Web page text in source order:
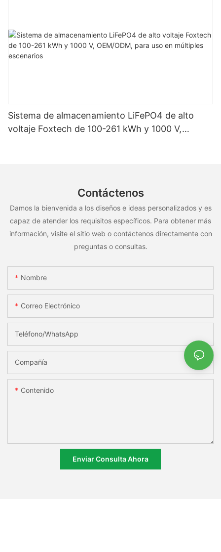
Sistema de almacenamiento LiFePO4 de alto
voltaje Foxtech de 100-261 kWh y 1000 V,
Contáctenos
Damos la bienvenida a los diseños e ideas personalizados y es
capaz de atender los requisitos específicos. Para obtener más
información, visite el sitio web o contáctenos directamente con
preguntas o consultas.
Nombre
Correo Electrónico
Teléfono/WhatsApp
Compañía
Contenido
Enviar Consulta Ahora